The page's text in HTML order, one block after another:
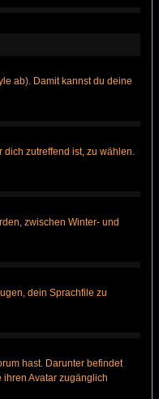
ab). Damit kannst du deine
zutreffend ist, zu wählen.
zwischen Winter- und
dein Sprachfile zu
hast. Darunter befindet
Avatar zugänglich